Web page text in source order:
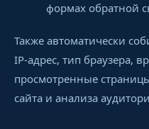
формах обратной
Также автоматически
IP-адрес, тип браузера,
просмотренные
сайта и анализа